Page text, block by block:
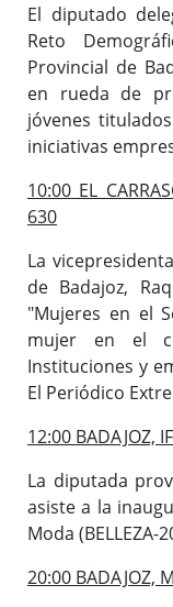
El diputado
Reto
Provincial de
en rueda de
jóvenes
iniciativas
10:00 EL
630
La
de Badajoz,
"Mujeres en el
mujer en el
Instituciones y
El Periódico
12:00 BADAJOZ,
La diputada
asiste a la
Moda (BELLEZA-
20:00 BADAJOZ,